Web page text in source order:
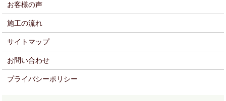
お客様の声
施工の流れ
サイトマップ
お問い合わせ
プライバシーポリシー